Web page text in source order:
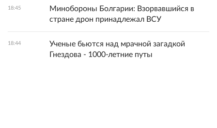
18:45
Минобороны Болгарии: Взорвавшийся в
стране дрон принадлежал ВСУ
18:44
Ученые бьются над мрачной загадкой
Гнездова - 1000-летние путы